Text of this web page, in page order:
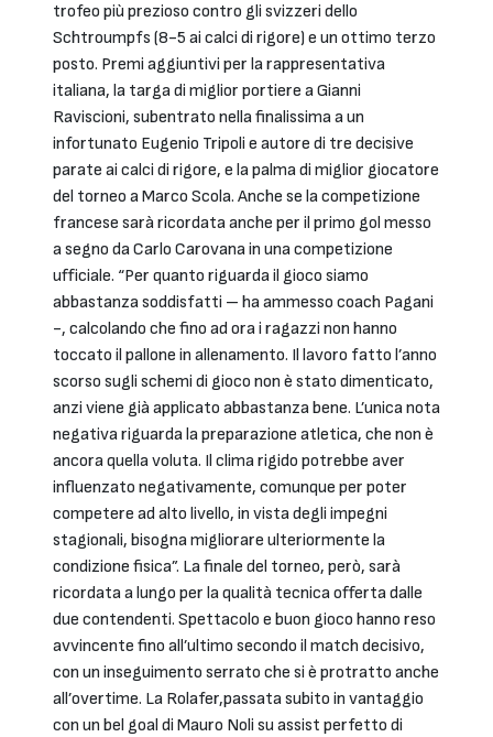
trofeo più prezioso contro gli svizzeri dello
Schtroumpfs (8-5 ai calci di rigore) e un ottimo terzo
posto. Premi aggiuntivi per la rappresentativa
italiana, la targa di miglior portiere a Gianni
Raviscioni, subentrato nella finalissima a un
infortunato Eugenio Tripoli e autore di tre decisive
parate ai calci di rigore, e la palma di miglior giocatore
del torneo a Marco Scola. Anche se la competizione
francese sarà ricordata anche per il primo gol messo
a segno da Carlo Carovana in una competizione
ufficiale. “Per quanto riguarda il gioco siamo
abbastanza soddisfatti – ha ammesso coach Pagani
-, calcolando che fino ad ora i ragazzi non hanno
toccato il pallone in allenamento. Il lavoro fatto l’anno
scorso sugli schemi di gioco non è stato dimenticato,
anzi viene già applicato abbastanza bene. L’unica nota
negativa riguarda la preparazione atletica, che non è
ancora quella voluta. Il clima rigido potrebbe aver
influenzato negativamente, comunque per poter
competere ad alto livello, in vista degli impegni
stagionali, bisogna migliorare ulteriormente la
condizione fisica”. La finale del torneo, però, sarà
ricordata a lungo per la qualità tecnica offerta dalle
due contendenti. Spettacolo e buon gioco hanno reso
avvincente fino all’ultimo secondo il match decisivo,
con un inseguimento serrato che si è protratto anche
all’overtime. La Rolafer,passata subito in vantaggio
con un bel goal di Mauro Noli su assist perfetto di